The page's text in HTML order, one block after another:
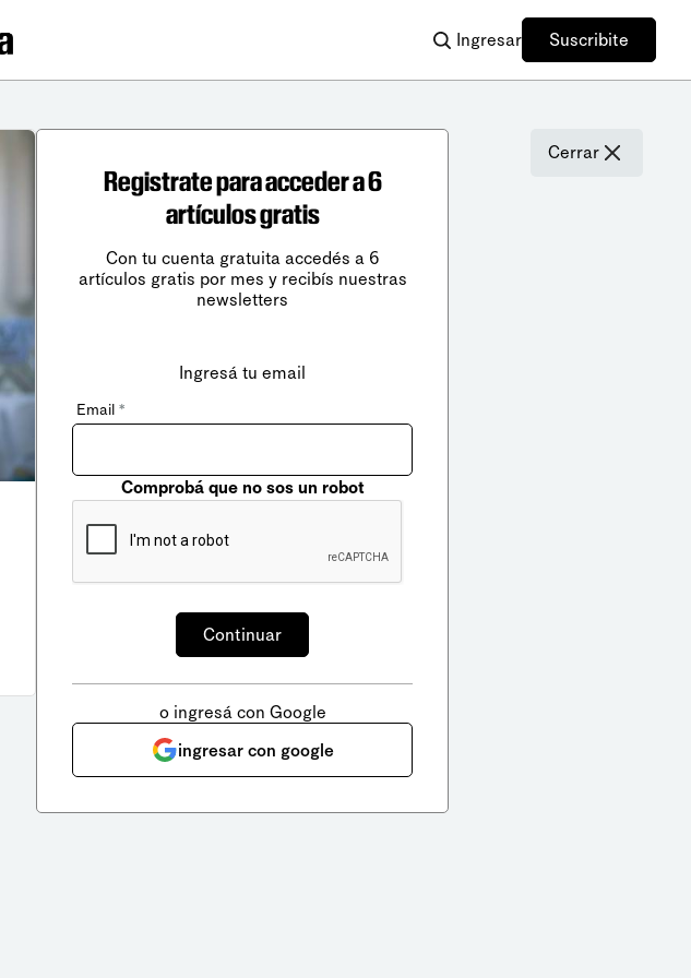
Ingresar Suscribite
Cerrar
Registrate para acceder a 6
artículos gratis
Con tu cuenta gratuita accedés a 6
artículos gratis por mes y recibís nuestras
newsletters
Ingresá tu email
Email *
Comprobá que no sos un robot
o ingresá con Google
ingresar con google